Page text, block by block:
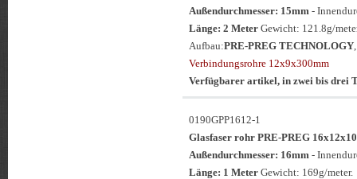
Außendurchmesser: 15mm -
Länge: 2 Meter Gewicht: 121.8g/
Aufbau:PRE-PREG TECHNOLOGY
Verbindungsrohre 12x9x300mm
Verfügbarer artikel, in zwei bis drei
0190GPP1612-1
Glasfaser rohr PRE-PREG
Außendurchmesser: 16mm -
Länge: 1 Meter Gewicht: 169g/meter.